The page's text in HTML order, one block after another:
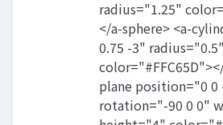
radius="1.25"
</a-sphere> <a-
0.75 -3"
plane position="0 0
rotation="-90 0 0"